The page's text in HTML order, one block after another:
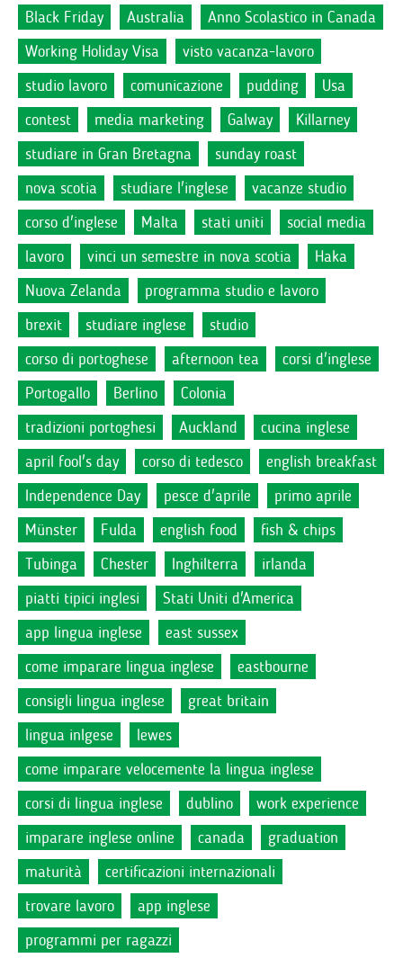
Black Friday
Australia
Anno Scolastico in Canada
Working Holiday Visa
visto vacanza-lavoro
studio lavoro
comunicazione pudding
Usa
contest
media marketing Galway
Killarney
studiare in Gran Bretagna
sunday roast
nova scotia
studiare l'inglese
vacanze studio
corso d'inglese
Malta stati uniti
social media
lavoro
vinci un semestre in nova scotia
Haka
Nuova Zelanda
programma studio e lavoro
brexit
studiare inglese
studio
corso di portoghese
afternoon tea
corsi d'inglese
Portogallo
Berlino
Colonia
tradizioni portoghesi
Auckland
cucina inglese
april fool's day
corso di tedesco
english breakfast
Independence Day
pesce d'aprile
primo aprile
Münster
Fulda english food
fish & chips
Tubinga
Chester Inghilterra
irlanda
piatti tipici inglesi
Stati Uniti d'America
app lingua inglese
east sussex
come imparare lingua inglese
eastbourne
consigli lingua inglese
great britain
lingua inlgese
lewes
come imparare velocemente la lingua inglese
corsi di lingua inglese
dublino
work experience
imparare inglese online
canada
graduation
maturità
certificazioni internazionali
trovare lavoro
app inglese
programmi per ragazzi